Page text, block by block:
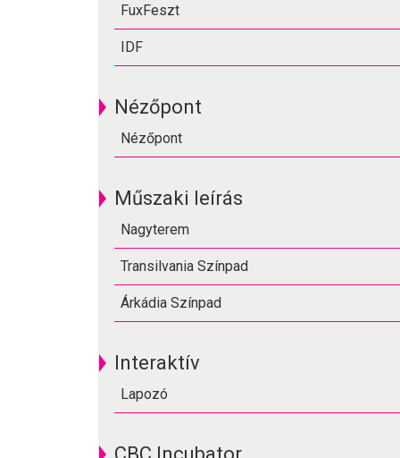
FuxFeszt
IDF
Nézőpont
Nézőpont
Műszaki leírás
Nagyterem
Transilvania Színpad
Árkádia Színpad
Interaktív
Lapozó